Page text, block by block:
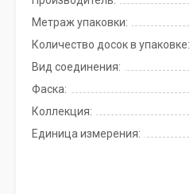
Метраж упаковки:
Количество досок в упаковке:
Вид соединения:
Фаска:
Коллекция:
Единица измерения: